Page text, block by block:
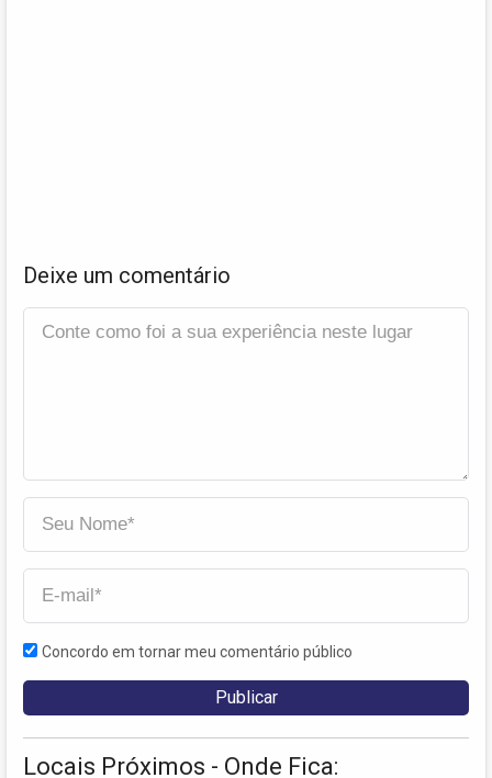
Deixe um comentário
Concordo em tornar meu comentário público
Locais Próximos - Onde Fica: